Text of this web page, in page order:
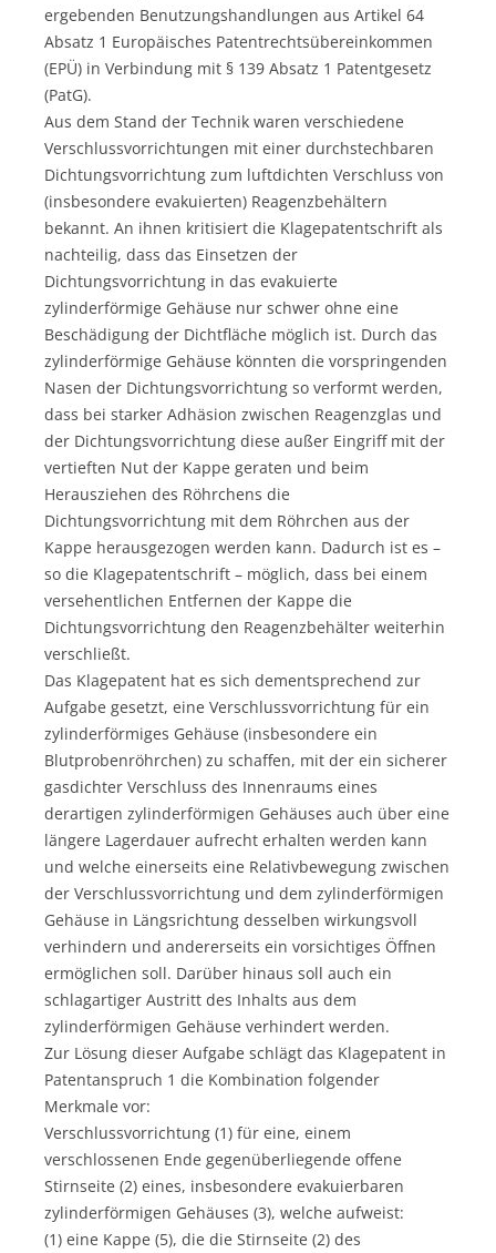
ergebenden Benutzungshandlungen aus Artikel 64
Absatz 1 Europäisches Patentrechtsübereinkommen
(EPÜ) in Verbindung mit § 139 Absatz 1 Patentgesetz
(PatG).
Aus dem Stand der Technik waren verschiedene
Verschlussvorrichtungen mit einer durchstechbaren
Dichtungsvorrichtung zum luftdichten Verschluss von
(insbesondere evakuierten) Reagenzbehältern
bekannt. An ihnen kritisiert die Klagepatentschrift als
nachteilig, dass das Einsetzen der
Dichtungsvorrichtung in das evakuierte
zylinderförmige Gehäuse nur schwer ohne eine
Beschädigung der Dichtfläche möglich ist. Durch das
zylinderförmige Gehäuse könnten die vorspringenden
Nasen der Dichtungsvorrichtung so verformt werden,
dass bei starker Adhäsion zwischen Reagenzglas und
der Dichtungsvorrichtung diese außer Eingriff mit der
vertieften Nut der Kappe geraten und beim
Herausziehen des Röhrchens die
Dichtungsvorrichtung mit dem Röhrchen aus der
Kappe herausgezogen werden kann. Dadurch ist es –
so die Klagepatentschrift – möglich, dass bei einem
versehentlichen Entfernen der Kappe die
Dichtungsvorrichtung den Reagenzbehälter weiterhin
verschließt.
Das Klagepatent hat es sich dementsprechend zur
Aufgabe gesetzt, eine Verschlussvorrichtung für ein
zylinderförmiges Gehäuse (insbesondere ein
Blutprobenröhrchen) zu schaffen, mit der ein sicherer
gasdichter Verschluss des Innenraums eines
derartigen zylinderförmigen Gehäuses auch über eine
längere Lagerdauer aufrecht erhalten werden kann
und welche einerseits eine Relativbewegung zwischen
der Verschlussvorrichtung und dem zylinderförmigen
Gehäuse in Längsrichtung desselben wirkungsvoll
verhindern und andererseits ein vorsichtiges Öffnen
ermöglichen soll. Darüber hinaus soll auch ein
schlagartiger Austritt des Inhalts aus dem
zylinderförmigen Gehäuse verhindert werden.
Zur Lösung dieser Aufgabe schlägt das Klagepatent in
Patentanspruch 1 die Kombination folgender
Merkmale vor:
Verschlussvorrichtung (1) für eine, einem
verschlossenen Ende gegenüberliegende offene
Stirnseite (2) eines, insbesondere evakuierbaren
zylinderförmigen Gehäuses (3), welche aufweist:
(1) eine Kappe (5), die die Stirnseite (2) des